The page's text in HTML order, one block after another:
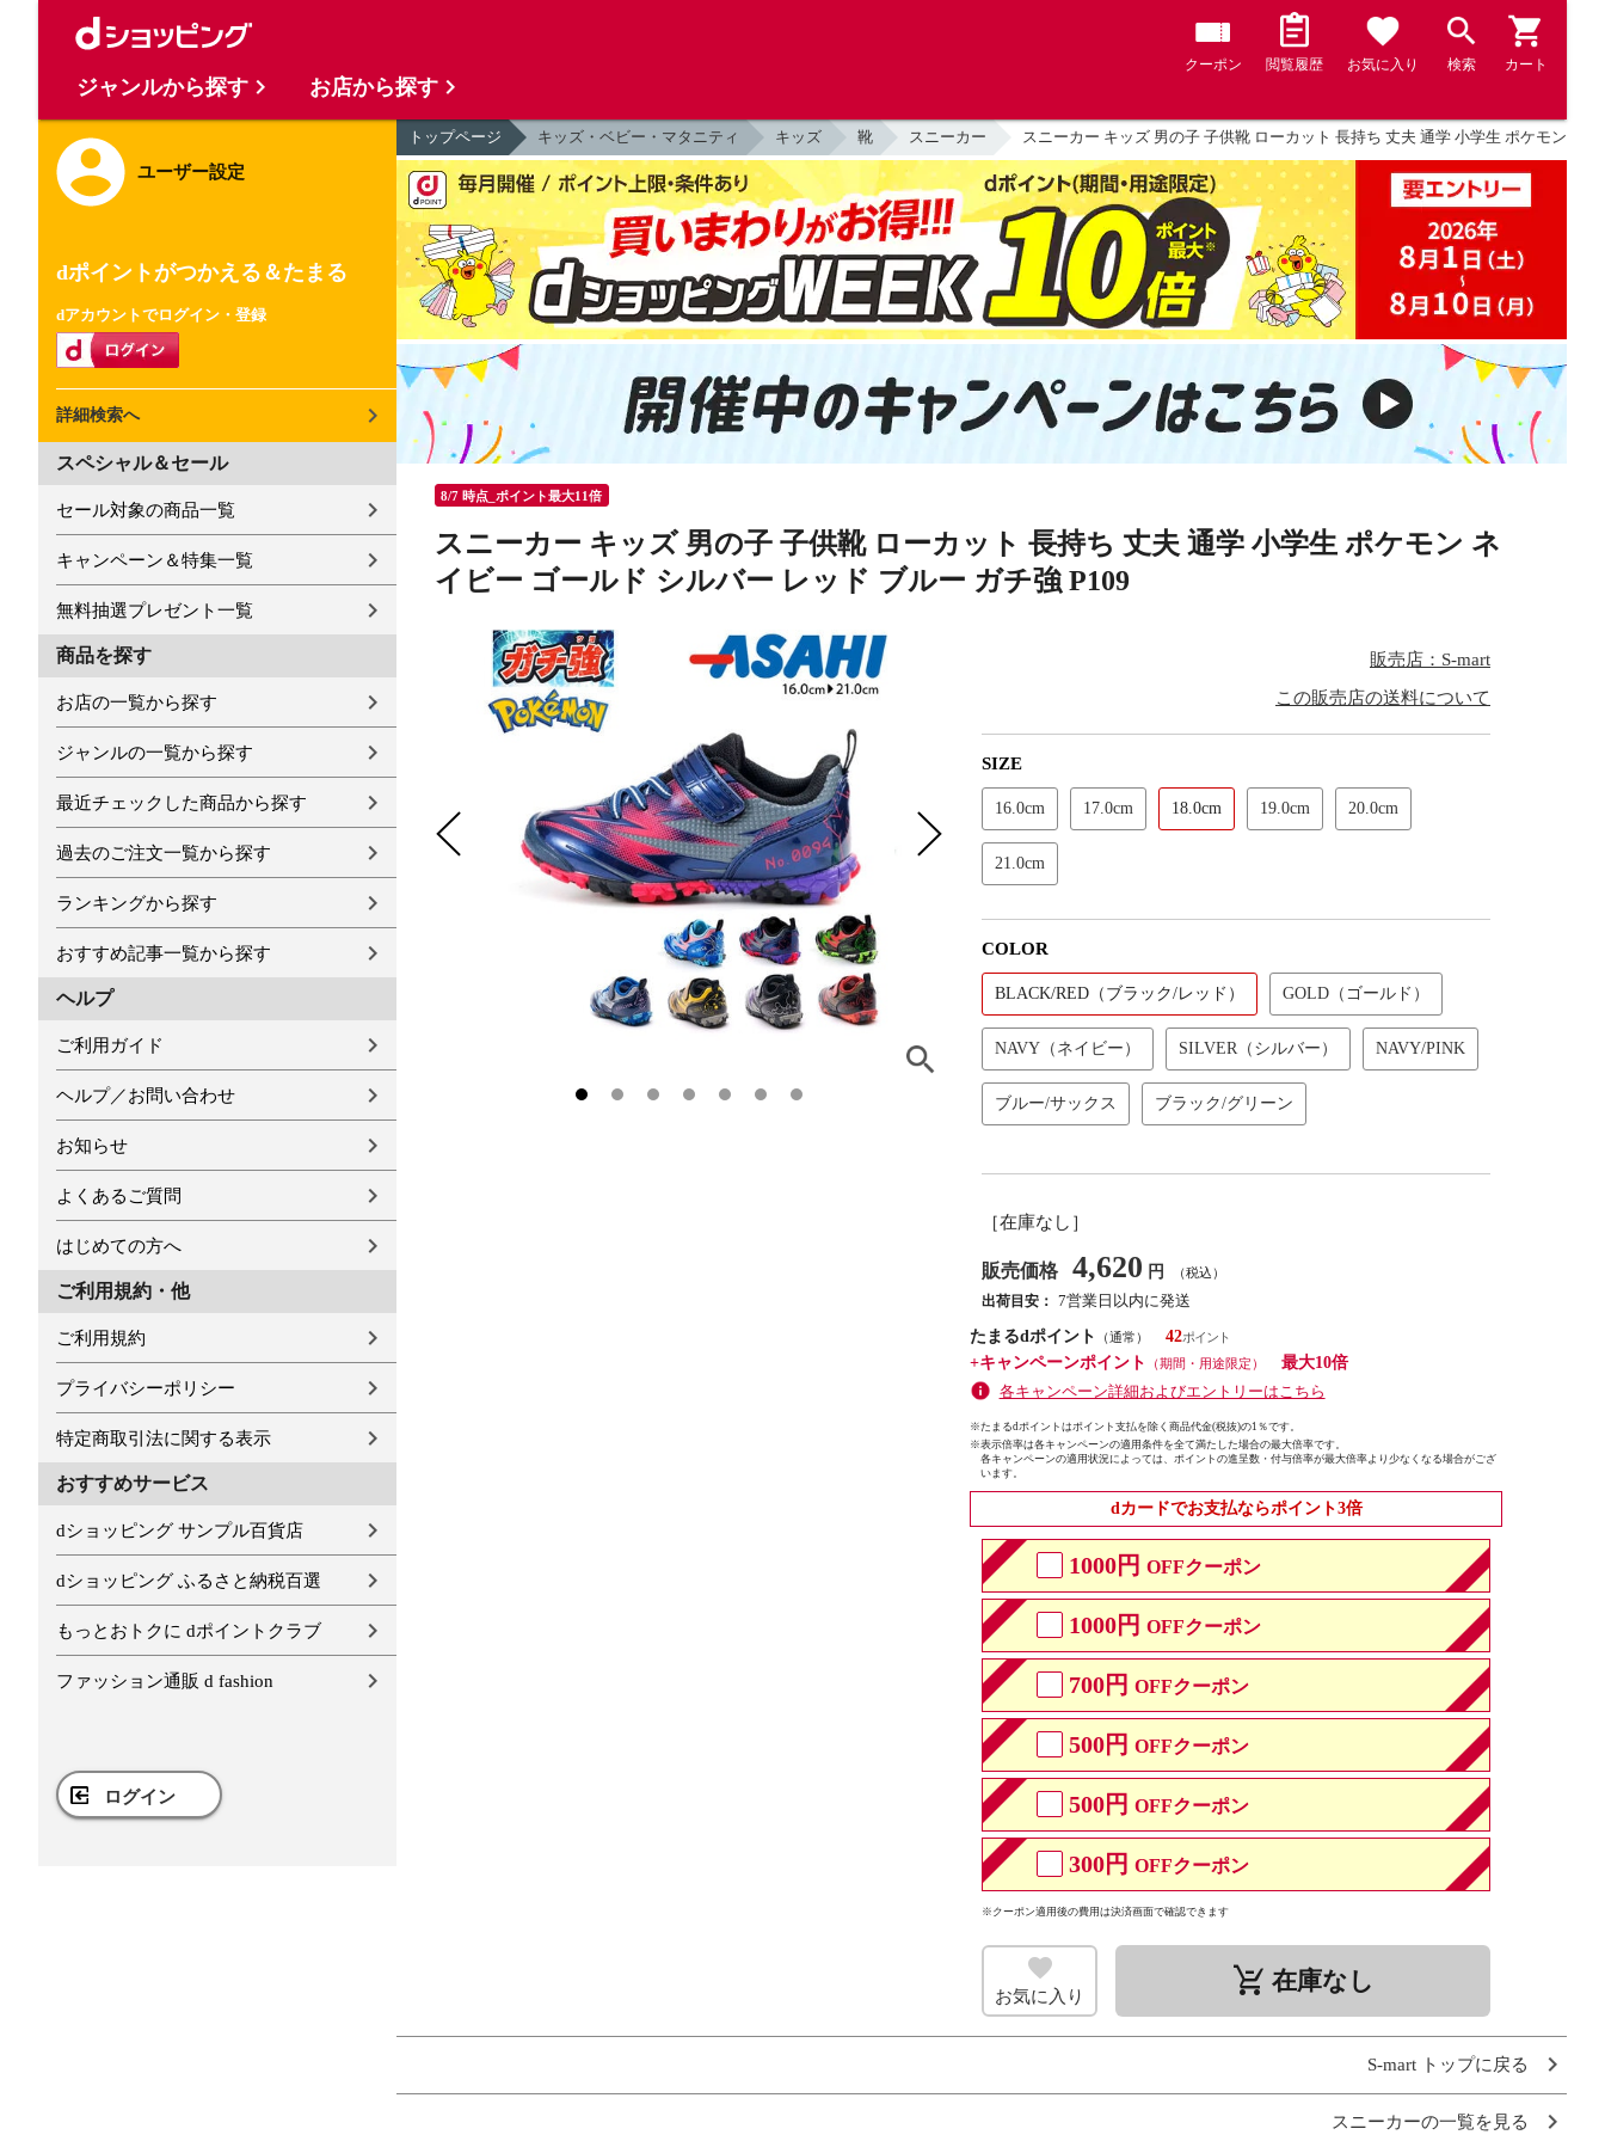
クーポン 閲覧履歴 お気に入り 検索 カート
ユーザー設定
dポイントがつかえる＆たまる
dアカウントでログイン・登録
詳細検索へ
スペシャル＆セール
セール対象の商品一覧
キャンペーン＆特集一覧
無料抽選プレゼント一覧
商品を探す
お店の一覧から探す
ジャンルの一覧から探す
最近チェックした商品から探す
過去のご注文一覧から探す
ランキングから探す
おすすめ記事一覧から探す
ヘルプ
ご利用ガイド
ヘルプ／お問い合わせ
お知らせ
よくあるご質問
はじめての方へ
ご利用規約・他
ご利用規約
プライバシーポリシー
特定商取引法に関する表示
おすすめサービス
dショッピング サンプル百貨店
dショッピング ふるさと納税百選
もっとおトクに dポイントクラブ
ファッション通販 d fashion
ログイン
トップページ キッズ・ベビー・マタニティ キッズ 靴 スニーカー スニーカー キッズ 男の子 子供靴 ローカット 長持ち 丈夫 通学 小学生 ポケモン ネ
8/7 時点_ポイント最大11倍
スニーカー キッズ 男の子 子供靴 ローカット 長持ち 丈夫 通学 小学生 ポケモン ネ
イビー ゴールド シルバー レッド ブルー ガチ強 P109
販売店：S-mart
この販売店の送料について
SIZE
16.0cm 17.0cm 18.0cm 19.0cm 20.0cm
21.0cm
COLOR
BLACK/RED（ブラック/レッド） GOLD（ゴールド）
NAVY（ネイビー） SILVER（シルバー） NAVY/PINK
ブルー/サックス ブラック/グリーン
［在庫なし］
販売価格 4,620 円 （税込）
出荷目安： 7営業日以内に発送
たまるdポイント
（通常）
42
+キャンペーンポイント
（期間・用途限定）
最大10倍
各キャンペーン詳細およびエントリーはこちら
※たまるdポイントはポイント支払を除く商品代金(税抜)の1％です。
※表示倍率は各キャンペーンの適用条件を全て満たした場合の最大倍率です。
各キャンペーンの適用状況によっては、ポイントの進呈数・付与倍率が最大倍率より少なくなる場合がござ
います。
dカードでお支払ならポイント3倍
1000円 OFFクーポン
1000円 OFFクーポン
700円 OFFクーポン
500円 OFFクーポン
500円 OFFクーポン
300円 OFFクーポン
※クーポン適用後の費用は決済画面で確認できます
お気に入り remove_shopping_cart 在庫なし
S-mart トップに戻る
スニーカーの一覧を見る
ジャンルから探す お店から探す